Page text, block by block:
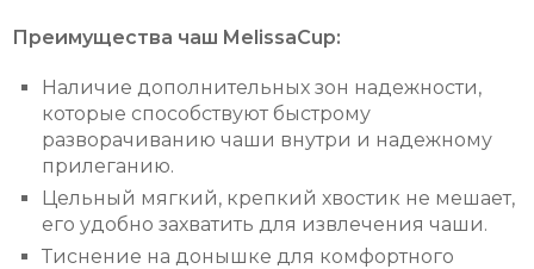
Преимущества чаш MelissaCup:
Наличие дополнительных зон надежности,
которые способствуют быстрому
разворачиванию чаши внутри и надежному
прилеганию.
Цельный мягкий, крепкий хвостик не мешает,
его удобно захватить для извлечения чаши.
Тиснение на донышке для комфортного